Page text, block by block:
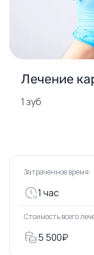
Лечение
1 зуб
Затраченное время:
1 час
Стоимость всего
5 500₽